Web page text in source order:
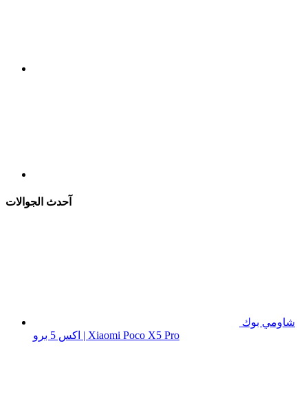
آحدث الجوالات
شاومي بوك
اكس 5 برو | Xiaomi Poco X5 Pro